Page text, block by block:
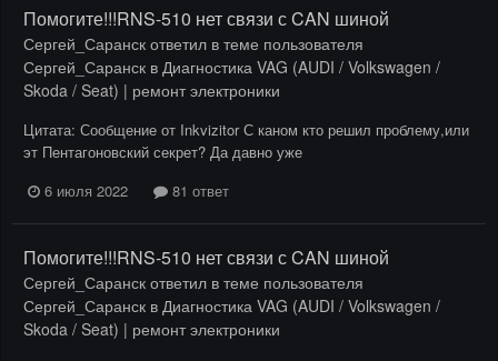
Помогите!!!RNS-510 нет связи с CAN шиной
Сергей_Саранск ответил в теме пользователя
Сергей_Саранск в Диагностика VAG (AUDI / Volkswagen /
Skoda / Seat) | ремонт электроники
Цитата: Сообщение от Inkvizitor С каном кто решил проблему,или
эт Пентагоновский секрет? Да давно уже
6 июля 2022
81 ответ
Помогите!!!RNS-510 нет связи с CAN шиной
Сергей_Саранск ответил в теме пользователя
Сергей_Саранск в Диагностика VAG (AUDI / Volkswagen /
Skoda / Seat) | ремонт электроники